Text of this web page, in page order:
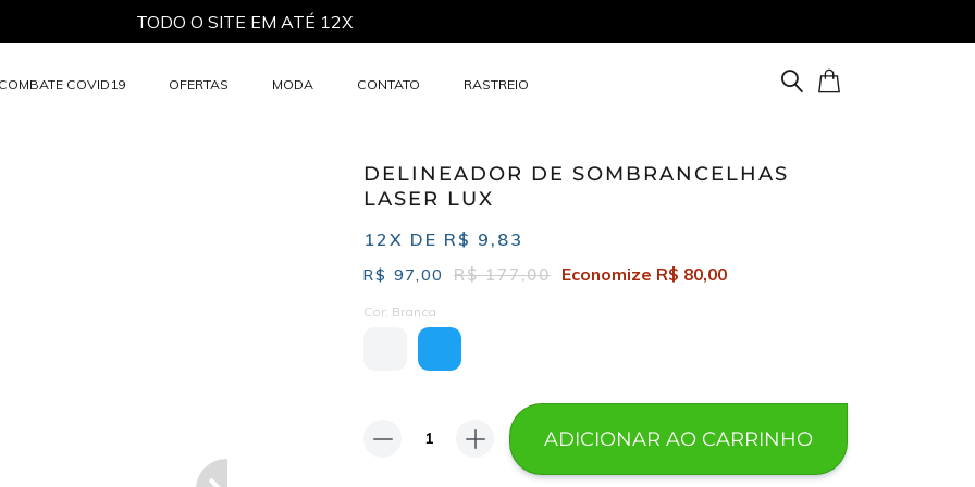
TODO O SITE EM ATÉ 12X
COVID19 OFERTAS MODA CONTATO RASTREIO
DELINEADOR DE SOMBRANCELHAS
LASER LUX
12X DE R$ 9,83
R$ 97,00 R$ 177,00 Economize R$ 80,00
Cor: Branca
ADICIONAR AO CARRINHO